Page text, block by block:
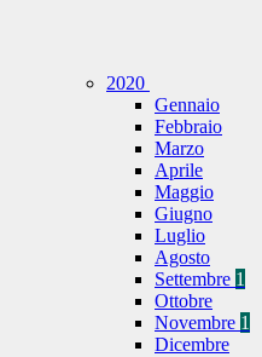
2020
Gennaio
Febbraio
Marzo
Aprile
Maggio
Giugno
Luglio
Agosto
Settembre 1
Ottobre
Novembre 1
Dicembre